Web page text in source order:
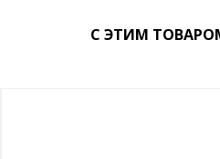
С ЭТИМ